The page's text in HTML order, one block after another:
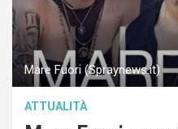
Mare Fuori (Spraynews.it)
ATTUALITÀ